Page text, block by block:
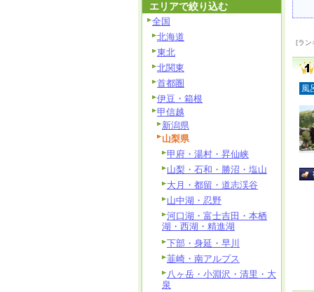
[ラン
風
エリアで絞り込む
全国
北海道
東北
北関東
首都圏
伊豆・箱根
甲信越
新潟県
山梨県
甲府・湯村・昇仙峡
山梨・石和・勝沼・塩山
大月・都留・道志渓谷
山中湖・忍野
河口湖・富士吉田・本栖
湖・西湖・精進湖
下部・身延・早川
韮崎・南アルプス
八ヶ岳・小淵沢・清里・大
泉